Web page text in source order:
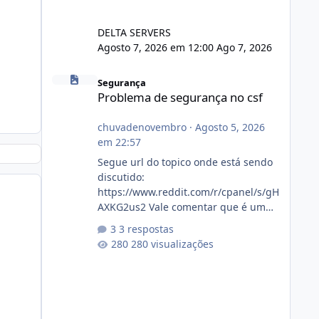
DELTA SERVERS
Agosto 7, 2026 em 12:00 Ago 7, 2026
Problema de segurança no csf
Segurança
Problema de segurança no csf
chuvadenovembro· Agosto 5, 2026
em 22:57
Segue url do topico onde está sendo
discutido:
https://www.reddit.com/r/cpanel/s/gH
AXKG2us2 Vale comentar que é um
pegada no da.
3 respostas
280 visualizações